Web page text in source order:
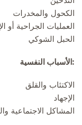
الكحول والمخدرات
العمليات الجراحية
الحبل الشوكي
:الأسباب النفسية
الاكتئاب والقلق
الإجهاد
المشاكل الاجتماعية